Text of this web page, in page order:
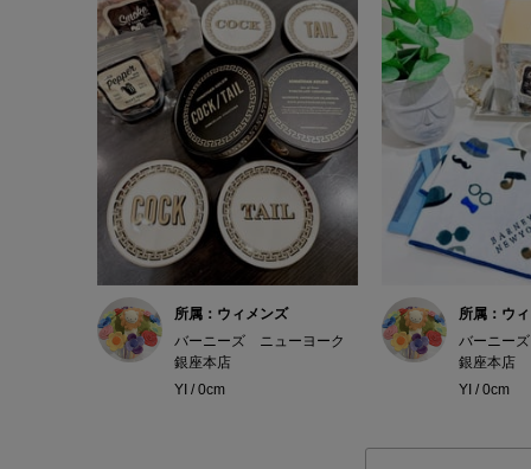
所属：ウィメンズ
バーニーズ ニューヨーク
銀座本店
YI / 0cm
所属：ウ
バーニー
銀座本店
YI / 0cm